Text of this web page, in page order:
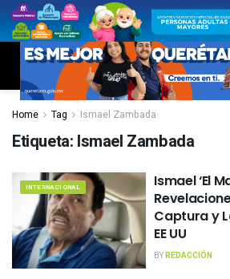
Home Tag Ismael Zambada
Etiqueta: Ismael Zambada
INTERNACIONAL
Ismael ‘El
Captura y
EE UU
BYREDACCIÓN